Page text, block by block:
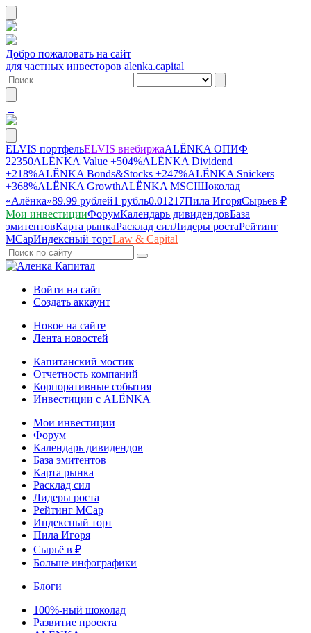
Добро пожаловать на сайт
для частных инвесторов alenka.capital
ELVIS портфельELVIS внебиржаALЁNKA ОПИФ
22350ALЁNKA Value +504%ALЁNKA Dividend
+218%ALЁNKA Bonds&Stocks +247%ALЁNKA Snickers
+368%ALЁNKA GrowthALЁNKA MSCIШоколад
«Алёнка»89.99 рублей1 рубль0.01217Пила ИгоряСырьев ₽
Мои инвестицииФорумКалендарь дивидендовБаза
эмитентовКарта рынкаРасклад силЛидеры ростаРейтинг
MCapИндексный тортLaw & Capital
Войти на сайт
Создать аккаунт
Новое на сайте
Лента новостей
Капитанский мостик
Отчетность компаний
Корпоративные события
Инвестиции с ALЁNKA
Мои инвестиции
Форум
Календарь дивидендов
База эмитентов
Карта рынка
Расклад сил
Лидеры роста
Рейтинг MCap
Индексный торт
Пила Игоря
Сырьё в ₽
Больше инфографики
Блоги
100%-ный шоколад
Развитие проекта